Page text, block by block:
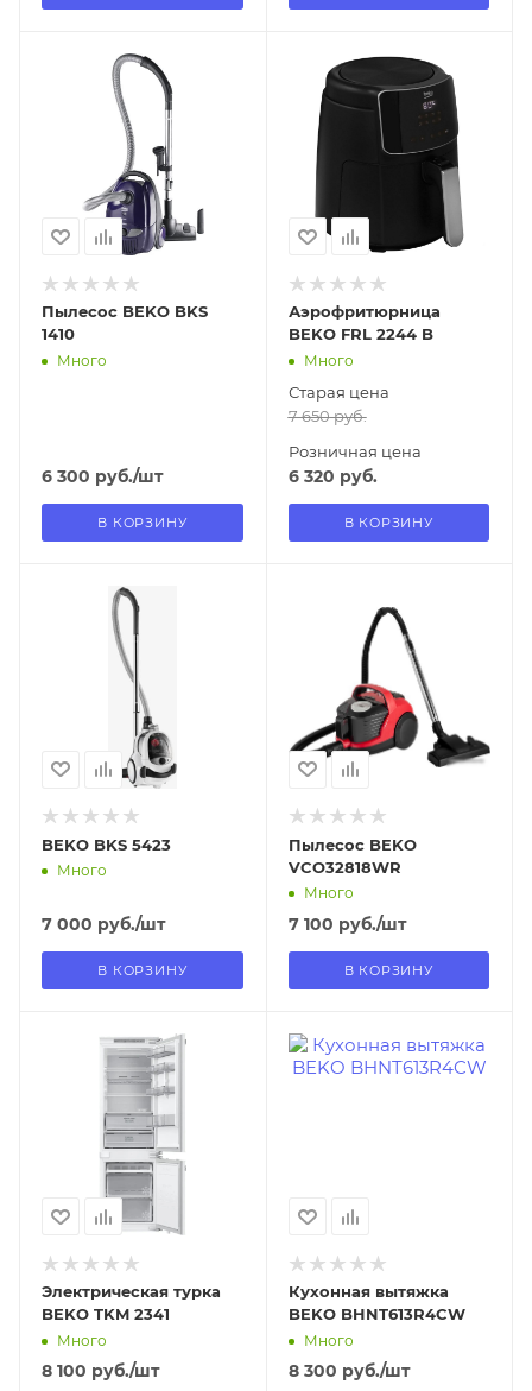
Отправим
18.08.2026
В наличии в пункте
самовывоза
Пылесос BEKO BKS
1410
Много
6 300 руб./шт
В КОРЗИНУ
Отправим
10.08.2026
В наличии в пункте
самовывоза
Аэрофритюрница
BEKO FRL 2244 B
Много
Старая цена
7 650руб.
Розничная цена
6 320 руб.
В КОРЗИНУ
Отправим
13.08.2026
В наличии в пункте
самовывоза
BEKO BKS 5423
Много
7 000 руб./шт
В КОРЗИНУ
18.08.2026
В наличии в пункте
самовывоза
Пылесос BEKO
VCO32818WR
Много
7 100 руб./шт
В КОРЗИНУ
Отправим
18.08.2026
В наличии в пункте
самовывоза
Электрическая турка
BEKO TKM 2341
Много
8 100 руб./шт
Отправим
18.08.2026
Кухонная вытяжка
BEKO BHNT613R4CW
Много
8 300 руб./шт